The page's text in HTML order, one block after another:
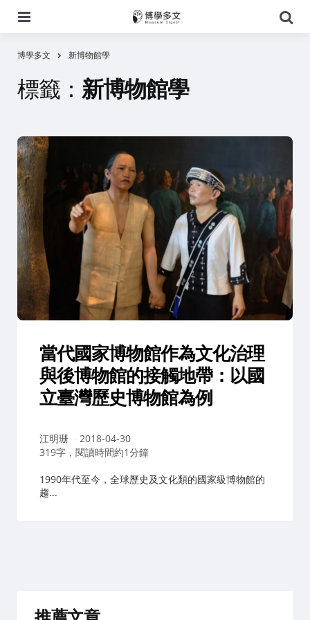
尋
博學多文 新博物館學
標籤： 新博物館學
當代國家博物館作為文化治理
與後博物館的接觸地帶：以國
立臺灣歷史博物館為例
作
者：
江明珊
2018-04-30
319字，閱讀時間約1分鐘
1990年代至今，全球歷史及文化類的國家級博物館的
趨...